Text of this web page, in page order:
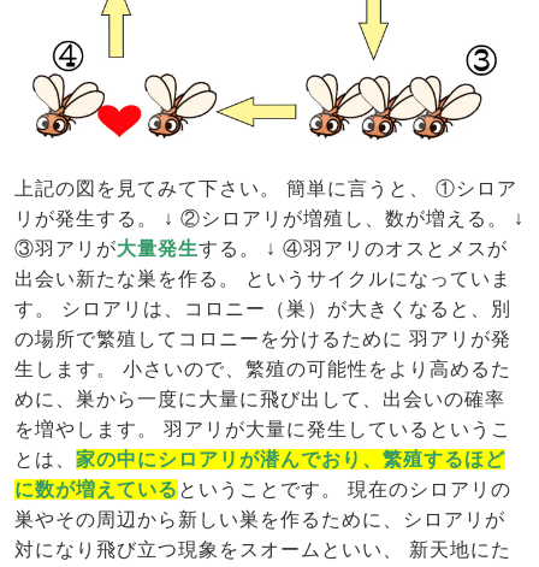
上記の図を見てみて下さい。 簡単に言うと、 ①シロア
リが発生する。 ↓ ②シロアリが増殖し、数が増える。 ↓
③羽アリが大量発生する。 ↓ ④羽アリのオスとメスが
出会い新たな巣を作る。 というサイクルになっていま
す。 シロアリは、コロニー（巣）が大きくなると、別
の場所で繁殖してコロニーを分けるために 羽アリが発
生します。 小さいので、繁殖の可能性をより高めるた
めに、巣から一度に大量に飛び出して、出会いの確率
を増やします。 羽アリが大量に発生しているというこ
とは、 家の中にシロアリが潜んでおり、繁殖するほど
に数が増えている ということです。 現在のシロアリの
巣やその周辺から新しい巣を作るために、シロアリが
対になり飛び立つ現象をスオームといい、 新天地にた